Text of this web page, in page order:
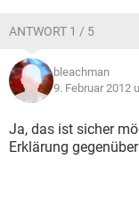
ANTWORT 1 / 5
bleachman
9. Februar 2012
Ja, das ist sicher
Erklärung